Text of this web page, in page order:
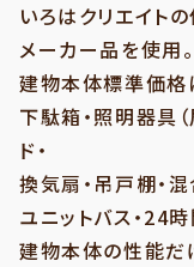
いろはクリエイト
メーカー品を使用。
建物本体標準価格
下駄箱・照明器具（
ド・
換気扇・吊戸棚・
ユニットバス・24
建物本体の性能だ